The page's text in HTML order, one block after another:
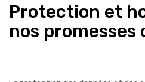
Protection et
nos promesses